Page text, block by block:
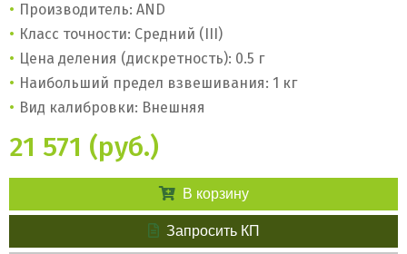
Производитель: AND
Класс точности: Средний (III)
Цена деления (дискретность): 0.5 г
Наибольший предел взвешивания: 1 кг
Вид калибровки: Внешняя
21 571 (руб.)
В корзину
Запросить КП